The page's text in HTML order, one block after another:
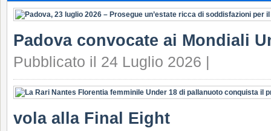
Padova convocate ai Mondiali
Pubblicato il 24 Luglio 2026 |
vola alla Final Eight